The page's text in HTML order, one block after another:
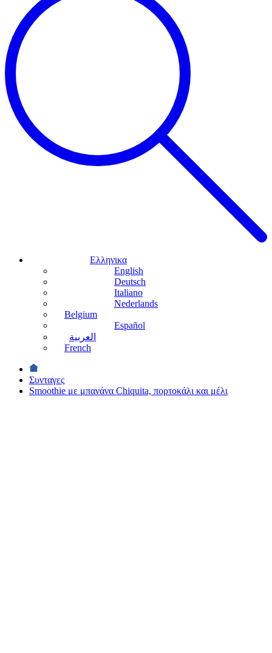
Ελληνικα
English
Deutsch
Italiano
Nederlands
Belgium
Español
العربية
French
Συνταγες
Smoothie με μπανάνα Chiquita, πορτοκάλι και μέλι